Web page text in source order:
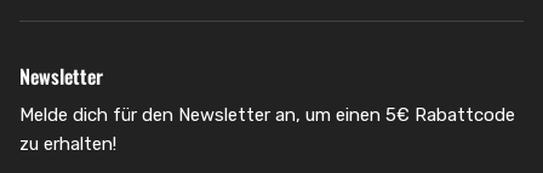
Newsletter
Melde dich für den Newsletter an, um einen 5€ Rabattcode
zu erhalten!